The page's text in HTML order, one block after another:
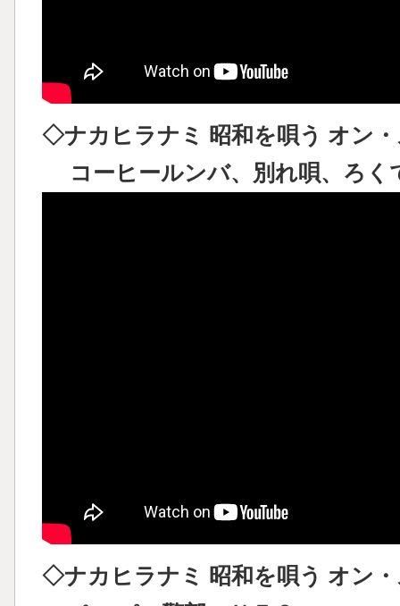
◇ナカヒラナミ 昭和を唄う オン
コーヒールンバ、別れ唄、ろく
◇ナカヒラナミ 昭和を唄う オン